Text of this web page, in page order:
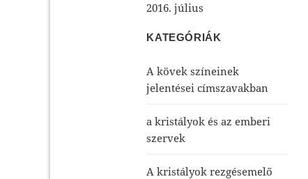
2016. július
KATEGÓRIÁK
A kövek színeinek
jelentései címszavakban
a kristályok és az emberi
szervek
A kristályok rezgésemelő